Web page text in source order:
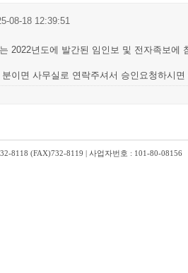
08-18 12:39:51
2022년도에 발간된 임인보 및 전자족보에
이면 사무실로 연락주셔서 승인요청하시면
8118 (FAX)732-8119 | 사업자번호 : 101-80-08156